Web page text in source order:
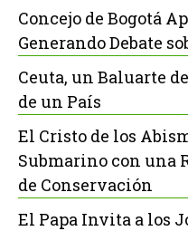
Concejo de Bogotá
Generando Debate
Ceuta, un Baluarte
de un País
El Cristo de los
Submarino con una
de Conservación
El Papa Invita a los